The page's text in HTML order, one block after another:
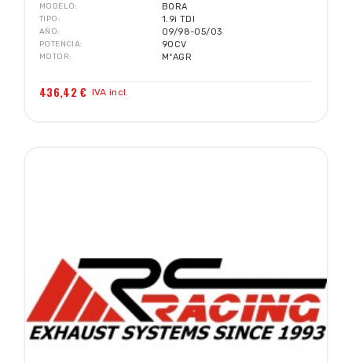
MODELO BORA
TIPO 1.9i TDI
AÑO 09/98-05/03
POTENCIA 90CV
MOTOR MºAGR
436,42 € IVA incl.